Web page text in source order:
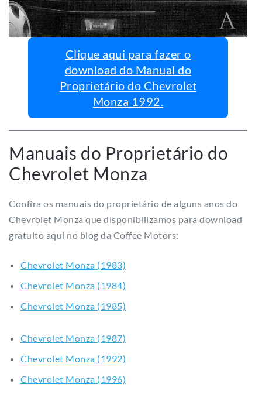
Clique aqui para fazer o
download do Manual do
Proprietário do Chevrolet
Monza 1992.
Manuais do Proprietário do
Chevrolet Monza
Confira os manuais do proprietário de alguns anos do
Chevrolet Monza que disponibilizamos para download
gratuito aqui no blog da Coffee Motors:
Chevrolet Monza (1983)
Chevrolet Monza (1984)
Chevrolet Monza (1985)
Chevrolet Monza (1987)
Chevrolet Monza (1992)
Chevrolet Monza (1996)